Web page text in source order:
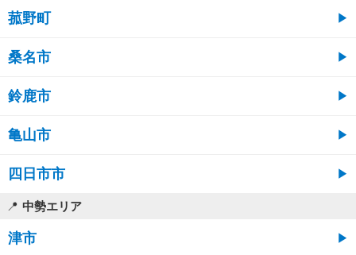
菰野町
桑名市
鈴鹿市
亀山市
四日市市
中勢エリア
津市